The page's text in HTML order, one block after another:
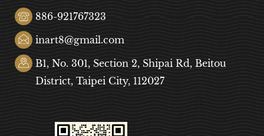
886-921767323
inart8@gmail.com
B1, No. 301, Section 2, Shipai Rd, Beitou
District, Taipei City, 112027